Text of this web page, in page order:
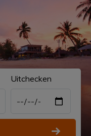
Uitchecken